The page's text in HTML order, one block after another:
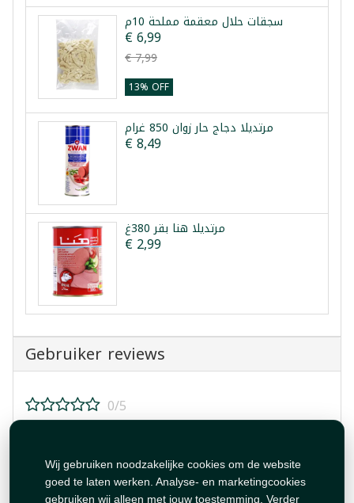
Wij gebruiken noodzakelijke cookies om de website
goed te laten werken. Analyse- en marketingcookies
gebruiken wij alleen met jouw toestemming. Verder
سجقات حلال معقمة مملحة 10م
€ 6,99
€ 7,99
13% OFF
مرتديلا دجاج حار زوان 850 غرام
€ 8,49
مرتديلا هنا بقر 380غ
€ 2,99
Gebruiker reviews
0/5